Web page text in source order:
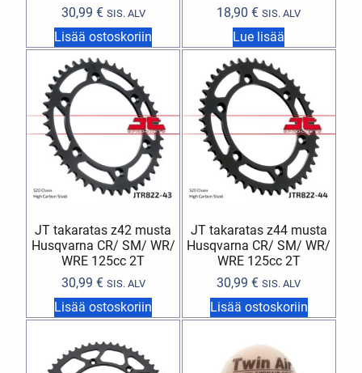
30,99 € SIS. ALV
Lisää ostoskoriin
18,90€ SIS. ALV
Lue lisää
JT takaratas z42 musta
Husqvarna CR/ SM/ WR/
WRE 125cc 2T
30,99 € SIS. ALV
Lisää ostoskoriin
JT takaratas z44 musta
Husqvarna CR/ SM/ WR/
WRE 125cc 2T
30,99€ SIS. ALV
Lisää ostoskoriin